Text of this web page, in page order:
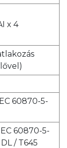
x 4
60870-5-
60870-5-
/ T645